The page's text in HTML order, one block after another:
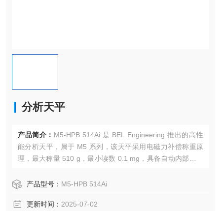
分析天平
产品简介： M5‑HPB 514Ai 是 BEL Engineering 推出的高性
能分析天平，属于 M5 系列，该天平采用电磁力补偿称重原
理，最大称量 510 g，最小读数 0.1 mg，具备自动内部校准
产品型号： M5‑HPB 514Ai
更新时间： 2025-07-02